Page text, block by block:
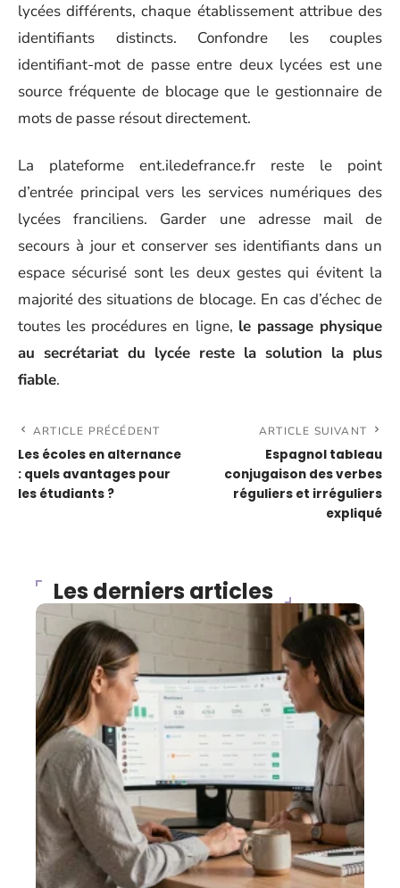
lycées différents, chaque établissement attribue des
identifiants distincts. Confondre les couples
identifiant-mot de passe entre deux lycées est une
source fréquente de blocage que le gestionnaire de
mots de passe résout directement.
La plateforme ent.iledefrance.fr reste le point
d’entrée principal vers les services numériques des
lycées franciliens. Garder une adresse mail de
secours à jour et conserver ses identifiants dans un
espace sécurisé sont les deux gestes qui évitent la
majorité des situations de blocage. En cas d’échec de
toutes les procédures en ligne, le passage physique
au secrétariat du lycée reste la solution la plus
fiable.
ARTICLE PRÉCÉDENT
Les écoles en alternance
: quels avantages pour
les étudiants ?
ARTICLE SUIVANT
Espagnol tableau
conjugaison des verbes
réguliers et irréguliers
expliqué
Les derniers articles